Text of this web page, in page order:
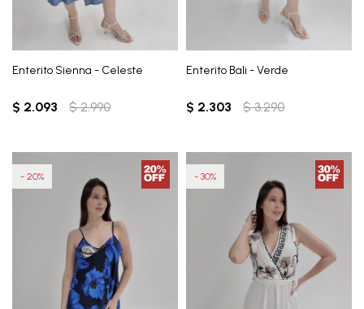
Enterito Sienna - Celeste
$ 2.093 $ 2.990
Enterito Bali - Verde
$ 2.303 $ 3.290
20 30